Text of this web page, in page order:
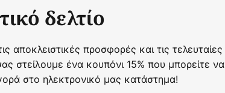
δελτίο
προσφορές και τις τελευταίες
στείλουμε ένα κουπόνι 15% που μπορείτε να
στο ηλεκτρονικό μας κατάστημα!